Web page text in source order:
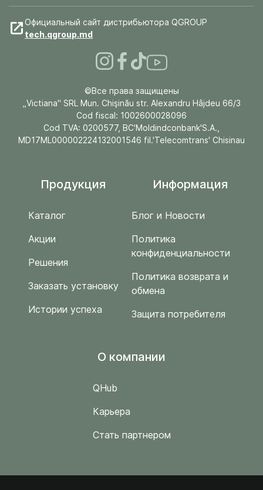
Официальный сайт дистрибьютора QGROUP
tech.qgroup.md
©Все права защищены
„Victiana" SRL Mun. Chişinău str. Alexandru Hâjdeu 66/3
Cod fiscal: 1002600028096
Cod TVA: 0200577, BC'Moldindconbank'S.A.,
MD17ML000002224132001546 fil.'Telecomtrans' Chisinau
Продукция
Каталог
Акции
Решения
Заказать установку
Истории успеха
Информация
Блог и Новости
Политика
конфиденциальности
Политика возврата и
обмена
Защита потребителя
O компании
QHub
Карьера
Стать партнером